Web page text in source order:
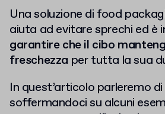
Una soluzione di food
aiuta ad evitare sprechi ed è
garantire che il cibo
freschezza per tutta la sua
In quest’articolo parleremo di
soffermandoci su alcuni